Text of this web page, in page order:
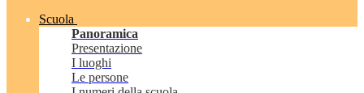
Scuola
Panoramica
Presentazione
I luoghi
Le persone